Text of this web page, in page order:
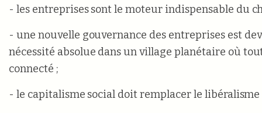
- les entreprises sont le moteur indispensable du
- une nouvelle gouvernance des entreprises est
nécessité absolue dans un village planétaire où
connecté ;
- le capitalisme social doit remplacer le